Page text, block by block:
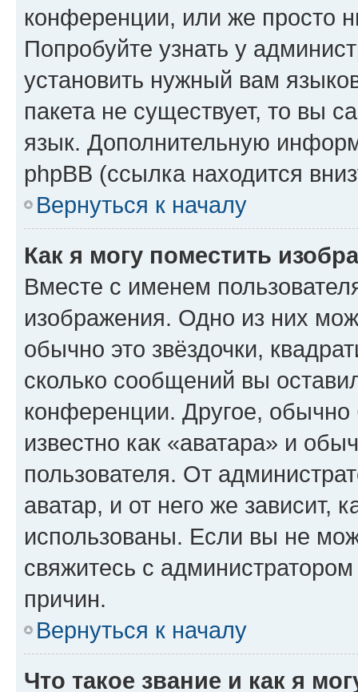
конференции, или же просто
Попробуйте узнать у
установить нужный вам
пакета не существует, то вы
язык. Дополнительную
phpBB (ссылка находится
Вернуться к началу
Как я могу поместить
Вместе с именем
изображения. Одно из них
обычно это звёздочки,
сколько сообщений вы
конференции. Другое,
известно как «аватара» и
пользователя. От
аватар, и от него же зависит,
использованы. Если вы не
свяжитесь с
причин.
Вернуться к началу
Что такое звание и как я